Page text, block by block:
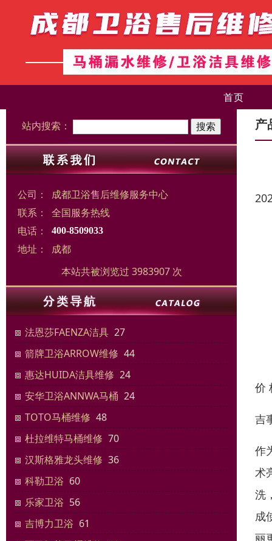
首页
站内搜索：
公司：
成都卫浴售后维修服务中心
联系：
全国服务热线
电话：
400-8509033
地址：
成都
本站共被浏览过 3983907 次
法恩莎FAENZA洁具 27
箭牌卫浴ARROW维修 44
惠达HUIDA洁具维修 24
安华卫浴ANNWA马桶 24
TOTO马桶维修 48
杜拉维特马桶维修 70
汉斯格雅龙头维修 36
科勒卫浴 60
乐家卫浴 56
吉博力卫浴 61
产
价
吉
作
术
洗
成
丽